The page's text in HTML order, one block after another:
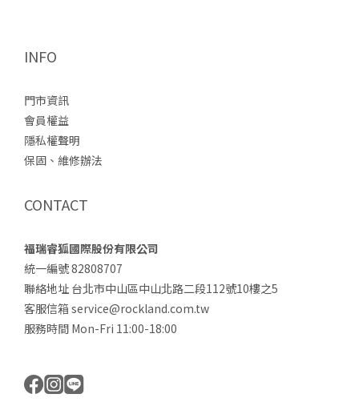
INFO
門市資訊
會員權益
隱私權聲明
保固、維修辦法
CONTACT
福瑞睿狐國際股份有限公司
統一編號 82808707
聯絡地址 台北市中山區中山北路二段112號10樓之5
客服信箱 service@rockland.com.tw
服務時間 Mon-Fri 11:00-18:00